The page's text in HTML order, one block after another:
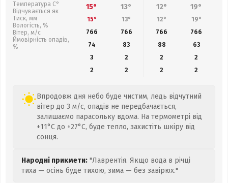
Температура С°
Відчувається як
Тиск, мм
Вологість, %
Вітер, м/с
Ймовірність опадів,
%
15° 13° 12° 19°
15° 13° 12° 19°
766
766 766 766
74
83 88 63
3
2 2
2
2
2 2 2
Впродовж дня небо буде чистим, ледь відчутний
вітер до 3 м/с, опадів не передбачається,
залишаємо парасольку вдома. На термометрі від
+11°C до +27°C, буде тепло, захистіть шкіру від
сонця.
Народні прикмети: "Лаврентія. Якщо вода в річці
тиха — осінь буде тихою, зима — без завірюх."